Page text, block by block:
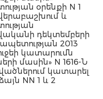
օրենքի N 1
և
դեկտեմբերի
2013
կատարումն
մասին» N 1616-Ն
կատարել
NN 1 և 2